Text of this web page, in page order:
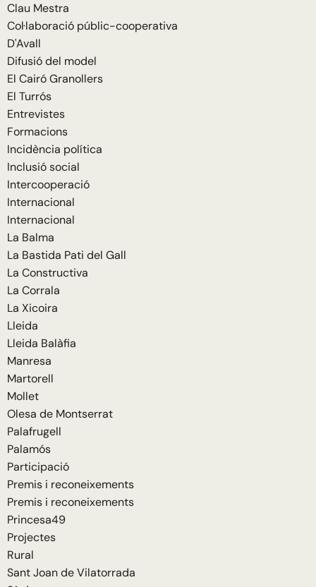
Clau Mestra
Col·laboració públic-cooperativa
D'Avall
Difusió del model
El Cairó Granollers
El Turrós
Entrevistes
Formacions
Incidència política
Inclusió social
Intercooperació
Internacional
Internacional
La Balma
La Bastida Pati del Gall
La Constructiva
La Corrala
La Xicoira
Lleida
Lleida Balàfia
Manresa
Martorell
Mollet
Olesa de Montserrat
Palafrugell
Palamós
Participació
Premis i reconeixements
Premis i reconeixements
Princesa49
Projectes
Rural
Sant Joan de Vilatorrada